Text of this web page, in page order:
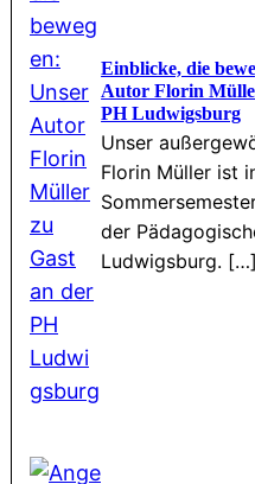
Einblicke, die
Autor Florin
PH Ludwigsburg
Unser
Florin Müller ist
der
Ludwigsburg. […]